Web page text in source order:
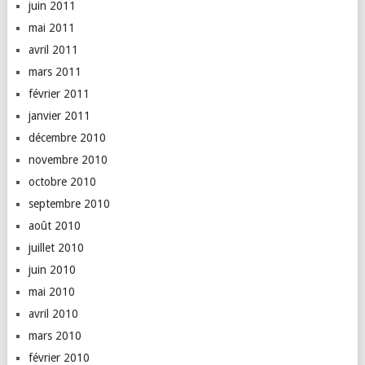
juin 2011
mai 2011
avril 2011
mars 2011
février 2011
janvier 2011
décembre 2010
novembre 2010
octobre 2010
septembre 2010
août 2010
juillet 2010
juin 2010
mai 2010
avril 2010
mars 2010
février 2010